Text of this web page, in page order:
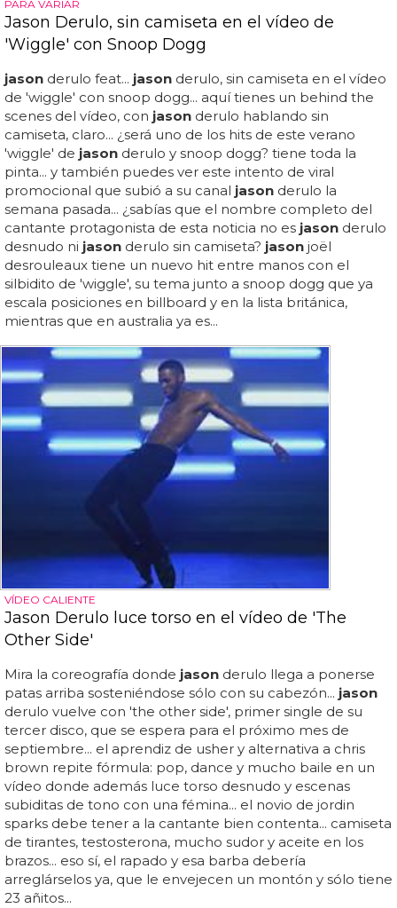
PARA VARIAR
Jason Derulo, sin camiseta en el vídeo de
'Wiggle' con Snoop Dogg
jason derulo feat... jason derulo, sin camiseta en el vídeo
de 'wiggle' con snoop dogg... aquí tienes un behind the
scenes del vídeo, con jason derulo hablando sin
camiseta, claro... ¿será uno de los hits de este verano
'wiggle' de jason derulo y snoop dogg? tiene toda la
pinta... y también puedes ver este intento de viral
promocional que subió a su canal jason derulo la
semana pasada... ¿sabías que el nombre completo del
cantante protagonista de esta noticia no es jason derulo
desnudo ni jason derulo sin camiseta? jason joël
desrouleaux tiene un nuevo hit entre manos con el
silbidito de 'wiggle', su tema junto a snoop dogg que ya
escala posiciones en billboard y en la lista británica,
mientras que en australia ya es...
VÍDEO CALIENTE
Jason Derulo luce torso en el vídeo de 'The
Other Side'
Mira la coreografía donde jason derulo llega a ponerse
patas arriba sosteniéndose sólo con su cabezón... jason
derulo vuelve con 'the other side', primer single de su
tercer disco, que se espera para el próximo mes de
septiembre... el aprendiz de usher y alternativa a chris
brown repite fórmula: pop, dance y mucho baile en un
vídeo donde además luce torso desnudo y escenas
subiditas de tono con una fémina... el novio de jordin
sparks debe tener a la cantante bien contenta... camiseta
de tirantes, testosterona, mucho sudor y aceite en los
brazos... eso sí, el rapado y esa barba debería
arreglárselos ya, que le envejecen un montón y sólo tiene
23 añitos...